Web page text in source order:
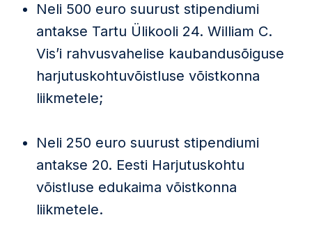
Neli 500 euro suurust stipendiumi
antakse Tartu Ülikooli 24. William C.
Vis’i rahvusvahelise kaubandusõiguse
harjutuskohtuvõistluse võistkonna
liikmetele;
Neli 250 euro suurust stipendiumi
antakse 20. Eesti Harjutuskohtu
võistluse edukaima võistkonna
liikmetele.